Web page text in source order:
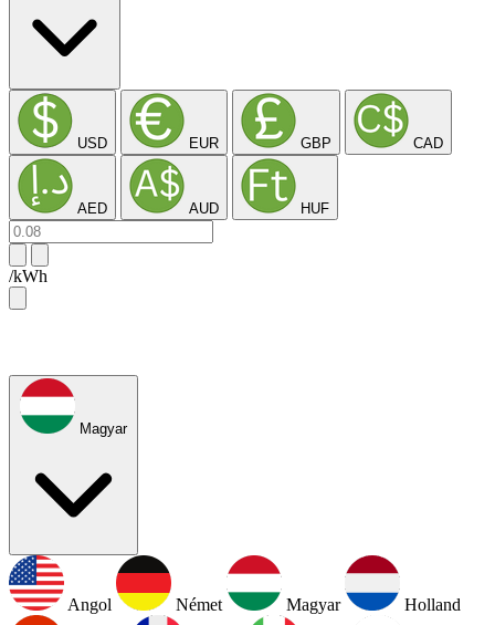
USD EUR GBP CAD
AED AUD HUF
/kWh
Magyar
Angol Német Magyar Holland